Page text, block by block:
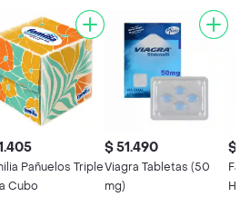
Pañuelos Triple
Cubo
$ 51.490
Viagra Tabletas (50
mg)
$